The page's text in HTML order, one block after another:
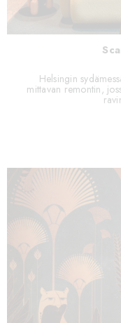
Helsingin
mittavan remontin,